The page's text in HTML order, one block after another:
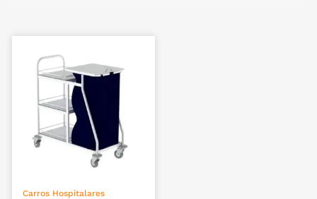
VER OPÇÕES
Carros Hospitalares